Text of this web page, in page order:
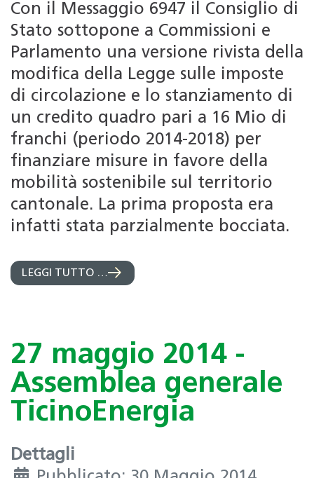
Con il Messaggio 6947 il Consiglio di
Stato sottopone a Commissioni e
Parlamento una versione rivista della
modifica della Legge sulle imposte
di circolazione e lo stanziamento di
un credito quadro pari a 16 Mio di
franchi (periodo 2014-2018) per
finanziare misure in favore della
mobilità sostenibile sul territorio
cantonale. La prima proposta era
infatti stata parzialmente bocciata.
LEGGI TUTTO …
27 maggio 2014 -
Assemblea generale
TicinoEnergia
Dettagli